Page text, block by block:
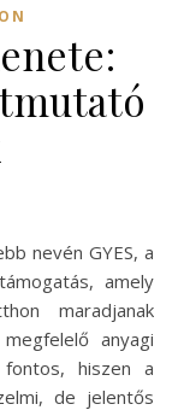
amely
maradjanak
anyagi
hiszen a
de jelentős